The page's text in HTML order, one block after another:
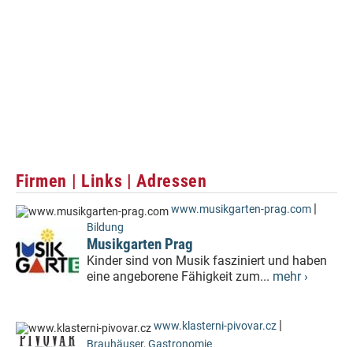
Firmen | Links | Adressen
www.musikgarten-prag.com |
Bildung
Musikgarten Prag
Kinder sind von Musik fasziniert und haben
eine angeborene Fähigkeit zum... mehr ›
www.klasterni-pivovar.cz |
Brauhäuser, Gastronomie